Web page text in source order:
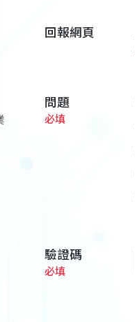
回報網頁
問題
必填
驗證碼
必填